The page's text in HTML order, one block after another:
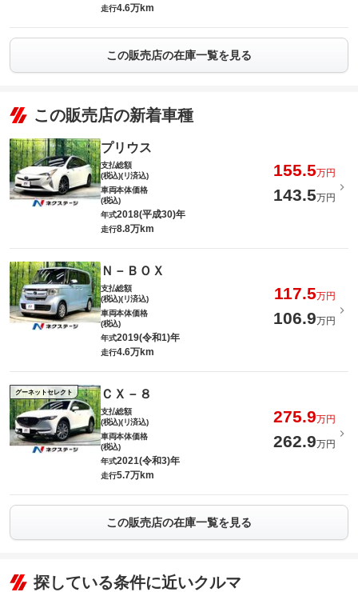
走行4.6万km
この販売店の在庫一覧を見る
この販売店の新着車種
プリウス
支払総額
(税込)(リ済込)
155.5万円
車両本体価格
(税込)
143.5万円
年式2018(平成30)年
走行8.8万km
Ｎ－ＢＯＸ
支払総額
(税込)(リ済込)
117.5万円
車両本体価格
(税込)
106.9万円
年式2019(令和1)年
走行4.6万km
グーネットセレクト ＣＸ－８
支払総額
(税込)(リ済込)
275.9万円
車両本体価格
(税込)
262.9万円
年式2021(令和3)年
走行5.7万km
この販売店の在庫一覧を見る
探している条件に近いクルマ